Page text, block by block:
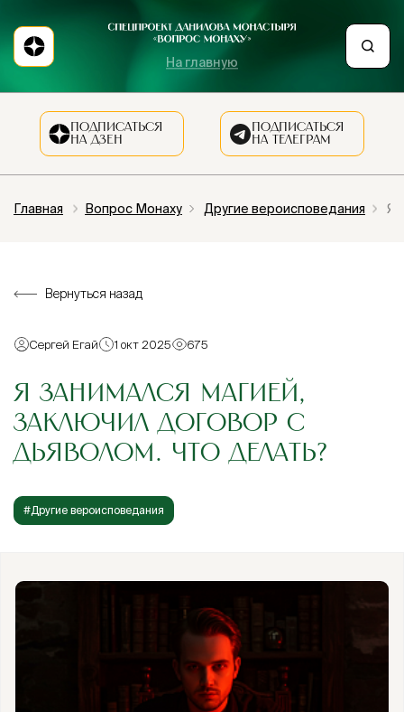
На главную
ПОДПИСАТЬСЯ
НА ДЗЕН
ПОДПИСАТЬСЯ
НА ТЕЛЕГРАМ
Главная Вопрос Монаху Другие вероисповедания Я
Вернуться назад
Сергей Егай 1 окт 2025 675
Я ЗАНИМАЛСЯ МАГИЕЙ,
ЗАКЛЮЧИЛ ДОГОВОР С
ДЬЯВОЛОМ. ЧТО ДЕЛАТЬ?
#Другие вероисповедания